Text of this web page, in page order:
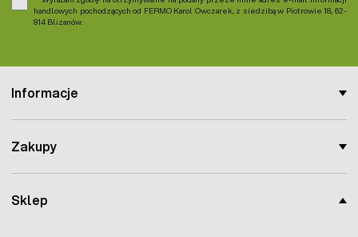
Sklep
Informacje
Zakupy
handlowych pochodzących od FERMO Karol Owczarek, z siedzibą w Piotrowie 18, 62-
814 Blizanów.